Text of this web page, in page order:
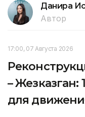
Данира
Автор
17:00, 07 Августа 2026
–
для